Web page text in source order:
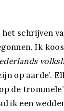
schrijven
Ik
op aarde’.
de
ik een